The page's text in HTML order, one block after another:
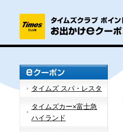
タイムズ スパ・レスタ
タイムズカー×富士急
ハイランド